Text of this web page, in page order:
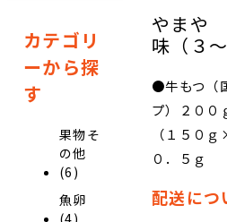
カテゴリ
ーから探
す
果物そ
の他
(6)
魚卵
(4)
やまや
味（３
●牛もつ（
プ）２００
（１５０
０．５ｇ
配送につ